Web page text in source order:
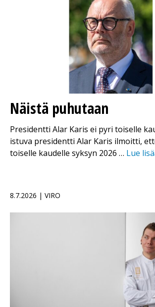
Näistä puhutaan
Presidentti Alar Karis ei pyri toiselle
istuva presidentti Alar Karis ilmoitti,
toiselle kaudelle syksyn 2026 … Lue
8.7.2026 | VIRO